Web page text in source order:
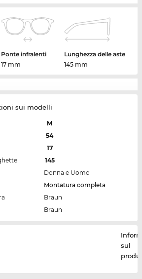
Ponte infralenti
17 mm
Lunghezza delle aste
145 mm
sui modelli
M
54
17
145
Donna e Uomo
Montatura completa
Braun
Braun
sul